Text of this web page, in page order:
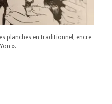
planches en traditionnel, encre
».